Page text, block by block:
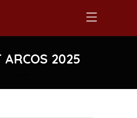
ARCOS 2025